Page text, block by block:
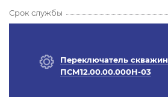
Срок службы
Переключатель скважин
ПСМ12.00.00.000Н-03